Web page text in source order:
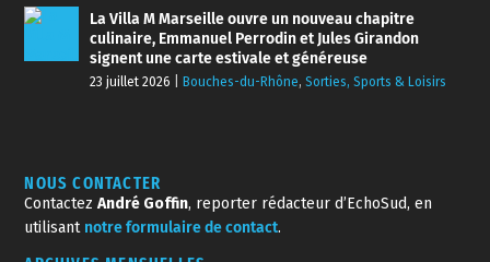
La Villa M Marseille ouvre un nouveau chapitre
culinaire, Emmanuel Perrodin et Jules Girandon
signent une carte estivale et généreuse
23 juillet 2026 Bouches-du-Rhône,Sorties, Sports & Loisirs
NOUS CONTACTER
ContactezAndré Goffin, reporter rédacteur d’EchoSud, en
utilisant notre formulaire de contact.